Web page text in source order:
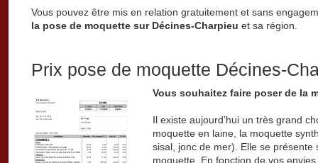
Vous pouvez être mis en relation gratuitement et sans
la pose de moquette sur Décines-Charpieu et sa région.
Prix pose de moquette Décines-
Vous souhaitez faire poser de la
Il existe aujourd’hui un très grand
moquette en laine, la moquette
sisal, jonc de mer). Elle se
moquette. En fonction de vos